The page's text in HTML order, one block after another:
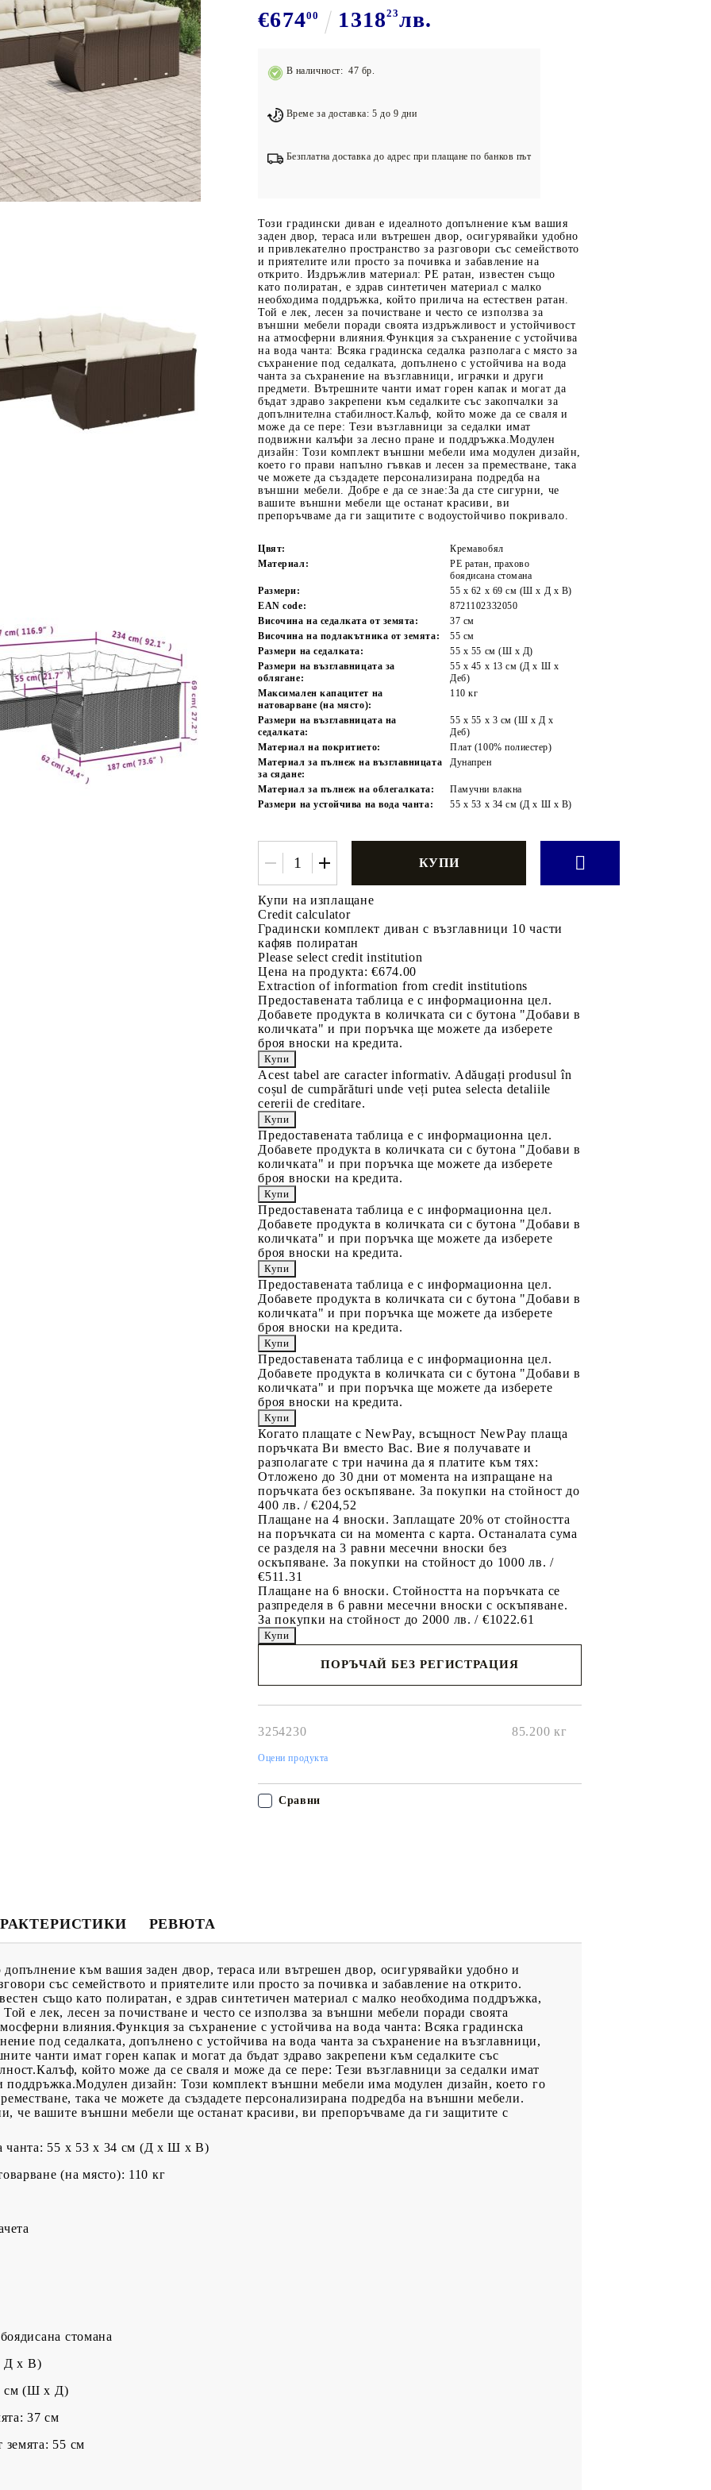
Подложки за фитнес уреди
Лостове за набиране
Силови кули
Йога и пилатес
Волейбол
€67400 131823лв.
В наличност: 47 бр.
Време за доставка: 5 до 9 дни
Безплатна доставка до адрес при плащане по банков път
Този градински диван е идеалното допълнение към вашия
заден двор, тераса или вътрешен двор, осигурявайки удобно
и привлекателно пространство за разговори със семейството
и приятелите или просто за почивка и забавление на
открито. Издръжлив материал: PE ратан, известен също
като полиратан, е здрав синтетичен материал с малко
необходима поддръжка, който прилича на естествен ратан.
Той е лек, лесен за почистване и често се използва за
външни мебели поради своята издръжливост и устойчивост
на атмосферни влияния.Функция за съхранение с устойчива
на вода чанта: Всяка градинска седалка разполага с място за
съхранение под седалката, допълнено с устойчива на вода
чанта за съхранение на възглавници, играчки и други
предмети. Вътрешните чанти имат горен капак и могат да
бъдат здраво закрепени към седалките със закопчалки за
допълнителна стабилност.Калъф, който може да се сваля и
може да се пере: Тези възглавници за седалки имат
подвижни калъфи за лесно пране и поддръжка.Модулен
дизайн: Този комплект външни мебели има модулен дизайн,
което го прави напълно гъвкав и лесен за преместване, така
че можете да създадете персонализирана подредба на
външни мебели. Добре е да се знае:За да сте сигурни, че
вашите външни мебели ще останат красиви, ви
препоръчваме да ги защитите с водоустойчиво покривало.
Цвят:
Кремавобял
Материал:
PE ратан, прахово
боядисана стомана
Размери:
55 x 62 x 69 см (Ш x Д x В)
EAN code:
8721102332050
Височина на седалката от земята:
37 см
Височина на подлакътника от земята:
55 см
Размери на седалката:
55 x 55 cм (Ш x Д)
Размери на възглавницата за
облягане:
55 x 45 x 13 см (Д х Ш x
Деб)
Максимален капацитет на
натоварване (на място):
110 кг
Размери на възглавницата на
седалката:
55 x 55 x 3 см (Ш x Д x
Деб)
Материал на покритието:
Плат (100% полиестер)
Материал за пълнеж на възглавницата
за сядане:
Дунапрен
Материал за пълнеж на облегалката:
Памучни влакна
Размери на устойчива на вода чанта:
55 x 53 x 34 см (Д x Ш x В)
Купи на изплащане
Credit calculator
Градински комплект диван с възглавници 10 части
кафяв полиратан
Please select credit institution
Цена на продукта: €674.00
Extraction of information from credit institutions
Предоставената таблица е с информационна цел.
Добавете продукта в количката си с бутона "Добави в
количката" и при поръчка ще можете да изберете
броя вноски на кредита.
Acest tabel are caracter informativ. Adăugați produsul în
coșul de cumpărături unde veți putea selecta detaliile
cererii de creditare.
Предоставената таблица е с информационна цел.
Добавете продукта в количката си с бутона "Добави в
количката" и при поръчка ще можете да изберете
броя вноски на кредита.
Предоставената таблица е с информационна цел.
Добавете продукта в количката си с бутона "Добави в
количката" и при поръчка ще можете да изберете
броя вноски на кредита.
Предоставената таблица е с информационна цел.
Добавете продукта в количката си с бутона "Добави в
количката" и при поръчка ще можете да изберете
броя вноски на кредита.
Предоставената таблица е с информационна цел.
Добавете продукта в количката си с бутона "Добави в
количката" и при поръчка ще можете да изберете
броя вноски на кредита.
Когато плащате с NewPay, всъщност NewPay плаща
поръчката Ви вместо Вас. Вие я получавате и
разполагате с три начина да я платите към тях:
Отложено до 30 дни от момента на изпращане на
поръчката без оскъпяване. За покупки на стойност до
400 лв. / €204,52
Плащане на 4 вноски. Заплащате 20% от стойността
на поръчката си на момента с карта. Останалата сума
се разделя на 3 равни месечни вноски без
оскъпяване. За покупки на стойност до 1000 лв. /
€511.31
Плащане на 6 вноски. Стойността на поръчката се
разпределя в 6 равни месечни вноски с оскъпяване.
За покупки на стойност до 2000 лв. / €1022.61
ПОРЪЧАЙ БЕЗ РЕГИСТРАЦИЯ
3254230 85.200 кг
Оцени продукта
Сравни
РЕВЮТА
към вашия заден двор, тераса или вътрешен двор, осигурявайки удобно и
със семейството и приятелите или просто за почивка и забавление на открито.
също като полиратан, е здрав синтетичен материал с малко необходима поддръжка,
е лек, лесен за почистване и често се използва за външни мебели поради своята
влияния.Функция за съхранение с устойчива на вода чанта: Всяка градинска
под седалката, допълнено с устойчива на вода чанта за съхранение на възглавници,
чанти имат горен капак и могат да бъдат здраво закрепени към седалките със
който може да се сваля и може да се пере: Тези възглавници за седалки имат
дизайн: Този комплект външни мебели има модулен дизайн, което го
така че можете да създадете персонализирана подредба на външни мебели.
че вашите външни мебели ще останат красиви, ви препоръчваме да ги защитите с
чанта: 55 x 53 x 34 см (Д x Ш x В)
(на място): 110 кг
стомана
Д x В)
cм (Ш x Д)
37 см
земята: 55 см